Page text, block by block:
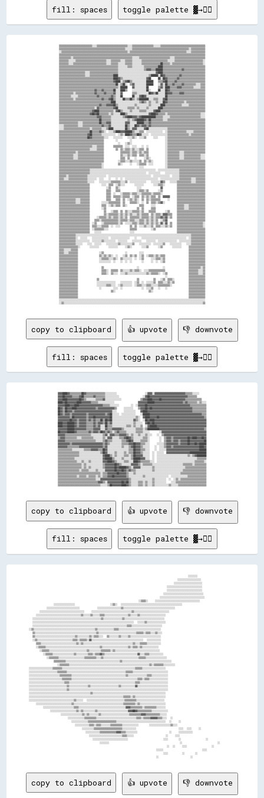
fill: spaces toggle palette ▓→✊🏽
copy to clipboard 👍 upvote 👎 downvote
fill: spaces toggle palette ▓→✊🏽
▓▓▓▓████▓▓▒▒▒▒▒▒▒▒▒▒██▓▓▒▒▒▒▒▒▒▒▒▒▒▒▒▒▒▒░░░░░░░░░░                        ░░▓▓▓▓░░▓▓▓▓▓▓▓▓▓▓▓▓▓▓▓▓▓▓▓▓▓▓▓▓▓▓▒▒▒▒▒▒░░░░░░
▓▓▓▓██▓▓▓▓▓▓▒▒▒▒▒▒▓▓██▒▒▒▒▒▒▒▒▓▓▒▒▒▒▒▒▒▒░░░░░░░░░░░░                    ░░▓▓██▓▓▓▓▓▓▓▓▓▓▓▓▓▓▓▓▓▓▓▓▓▓▓▓▓▓▓▓▓▓▓▓▒▒▒▒▒▒▒▒
▓▓▓▓████▓▓▓▓▓▓▓▓▓▓██▓▓▒▒░░░░░░░░▒▒▒▒▒▒▓▓░░░░░░░░░░░░░░                ▒▒▓▓▓▓████▓▓▓▓▓▓██▓▓▓▓▓▓▓▓▓▓▓▓▓▓▓▓▓▓▓▓▒▒▒▒▒▒▒▒▒▒▒▒▒▒
████▓▓██▓▓▓▓▓▓▓▓████▓▓▓▓▓▓▓▓▒▒▒▒▒▒░░░░░░░░░░░░░░                    ▓▓▓▓▓▓▓▓██████▓▓▓▓▓▓▓▓▓▓▓▓▓▓▓▓▓▓▓▓▓▓▓▓▒▒▓▓▒▒▒▒▒▒▒▒░░▒▒░░░░
▓▓▓▓▓▓████▓▓▓▓████▓▓▓▓▓▓▓▓▓▓▓▓▓▓▓▓▓▓▓▓▒▒▒▒▒▒░░░░░░░░          ░░  ░░▓▓▓▓▓▓██▓▓▓▓▓▓▓▓▓▓▓▓▓▓▓▓▓▓▓▓▓▓▓▓▓▓▓▓▓▓▓▓▓▓▓▓▒▒▒▒▒▒▒▒▒▒▒▒▒▒
██▓▓▒▒██▓▓▓▓████▓▓▓▓▓▓▓▓▓▓▓▓▓▓▓▓▒▒▓▓▓▓▓▓▓▓▓▓▓▓▓▓▒▒      ░░░░░░░░    ▒▒▓▓▓▓██▓▓██▓▓▓▓▓▓▓▓▓▓▓▓▓▓▓▓▓▓▓▓▓▓▓▓▓▓▓▓▓▓▓▓▓▓▒▒▒▒▒▒▒▒▒▒▒▒
██▓▓▒▒██▓▓▓▓▒▒▓▓▓▓▓▓▓▓▓▓▓▓▓▓▓▓▓▓▓▓▓▓▓▓▓▓▓▓▓▓▓▓░░░░      ░░░░░░░░░░    ▓▓████▓▓▓▓▓▓▓▓▓▓▓▓▓▓▓▓▓▓▓▓▓▓▓▓▓▓▓▓▓▓▓▓▓▓▓▓▓▓▒▒▒▒▒▒▒▒▒▒▒▒
██▓▓▒▒▓▓▓▓▒▒▓▓▓▓▓▓▓▓▓▓▓▓▒▒▓▓▓▓▓▓▓▓▓▓▓▓▓▓▒▒▓▓██░░░░░░  ░░░░░░░░░░░░    ░░██████▓▓▓▓▓▓▓▓▓▓▓▓▓▓▓▓▓▓▓▓▓▓▓▓▓▓▓▓▓▓▓▓▓▓▓▓▓▓▓▓▓▓▓▓▒▒▒▒
▓▓▓▓▓▓▓▓▓▓▒▒██▓▓▓▓▓▓▓▓▓▓▒▒▓▓▓▓██▓▓▓▓▓▓▓▓▓▓▓▓██░░░░░░░░░░░░░░░░░░░░▒▒░░  ▓▓████▓▓▓▓▓▓██▓▓▓▓▓▓▓▓▓▓▓▓▓▓▓▓▓▓▓▓▓▓▓▓▓▓▓▓▓▓▓▓▓▓▓▓▓▓▒▒
▓▓▓▓▓▓▓▓▓▓██▓▓▓▓▒▒▓▓▓▓▓▓▒▒▓▓▒▒▓▓▒▒▒▒██▒▒██▓▓██░░░░░░░░░░░░░░░░░░▓▓▒▒░░  ░░██▓▓████▓▓▓▓▓▓▓▓▓▓▓▓▓▓▓▓▓▓▓▓▓▓▓▓▓▓▓▓▓▓▓▓▓▓▓▓▓▓▓▓▓▓▓▓
████▓▓▓▓██████▓▓▒▒▓▓▓▓▓▓▒▒▒▒▒▒▓▓▒▒▓▓▓▓▒▒██▒▒▓▓░░░░░░░░░░░░░░░░░░▒▒░░░░░░  ▓▓██▓▓██▓▓▓▓▓▓▓▓▓▓▓▓▓▓▓▓▓▓▓▓▓▓▓▓▓▓▓▓▓▓▓▓▓▓▓▓▓▓▓▓▓▓▓▓
████▓▓▓▓██████▓▓▒▒▓▓▓▓▓▓▒▒▒▒▒▒▓▓▒▒▓▓░░░░██▒▒▒▒░░░░░░░░░░░░▒▒▒▒░░▒▒░░░░▒▒  ░░▓▓██████▓▓▓▓▓▓▓▓▓▓▓▓▓▓▓▓▓▓▓▓▓▓▓▓▓▓▓▓▓▓▓▓▓▓▓▓▓▓▓▓▓▓
▓▓▓▓▓▓▓▓██████▓▓▓▓▓▓▓▓▓▓▒▒▒▒▒▒▓▓▓▓▓▓░░░░▓▓▒▒▒▒▓▓▓▓▓▓▓▓▒▒░░░░░░░░░░▒▒▒▒▒▒░░▒▒██████████▓▓▓▓▓▓▓▓▓▓▓▓▓▓▓▓▓▓▓▓▓▓▓▓▓▓▓▓▓▓▓▓▓▓▓▓▓▓▒▒
██▓▓▓▓▓▓██████▓▓▒▒▒▒▒▒▒▒▒▒▓▓▒▒▓▓▓▓▒▒██▓▓▒▒▓▓▒▒░░▒▒▓▓▒▒▒▒▒▒░░░░░░░░▒▒▒▒▒▒░░░░░░        ░░▓▓▓▓▓▓▓▓▓▓▓▓▓▓▓▓▓▓▓▓▓▓▓▓▓▓▓▓▓▓▓▓▓▓▓▓▓▓
▓▓▓▓▓▓▒▒▒▒▒▒▒▒▒▒▒▒▒▒▒▒▒▒▒▒▒▒░░░░░░░░░░▒▒▓▓░░▓▓▓▓▒▒▒▒▓▓▓▓▓▓▒▒░░▒▒░░░░▒▒░░░░▒▒░░░░    ░░  ▒▒▓▓▓▓▓▓▓▓▓▓▓▓▓▓▓▓▓▓▓▓▓▓▓▓▓▓▓▓▓▓▓▓▓▓▓▓
▒▒▓▓▓▓▒▒▒▒▒▒▒▒▒▒░░░░▒▒▒▒▒▒▒▒▒▒░░░░░░░░▒▒░░▓▓▓▓░░░░░░▒▒▒▒▓▓██▓▓▒▒░░░░░░░░▒▒▒▒░░        ░░  ▒▒▓▓▓▓▒▒▓▓▓▓▓▓▓▓▓▓▓▓██▓▓████▓▓▓▓██▓▓
▓▓▓▓▓▓▒▒▒▒▒▒▒▒▒▒▒▒▒▒▒▒▒▒▒▒▒▒▒▒▒▒░░░░░░▒▒▓▓▒▒▒▒░░░░░░░░▒▒▒▒▓▓██▓▓░░░░░░▒▒▒▒▒▒░░        ░░  ▒▒▓▓▓▓▒▒▓▓▓▓▒▒▓▓▓▓▓▓██▓▓▓▓▓▓▓▓▓▓▓▓██
▓▓▓▓▓▓▓▓▓▓▒▒▓▓▓▓▓▓▓▓▓▓▓▓▓▓▓▓▓▓▓▓▓▓▓▓▓▓▒▒▓▓▒▒░░░░░░░░░░▒▒▒▒▒▒▓▓▓▓██▓▓▓▓▒▒▒▒░░░░      ░░░░░░▒▒▓▓▓▓▓▓▓▓▓▓▒▒▓▓▓▓▓▓██▓▓▓▓██▓▓██████
▓▓▓▓▓▓▓▓▒▒▒▒▒▒▒▒▒▒▓▓▓▓▓▓▓▓▓▓▓▓▓▓▓▓▓▓▓▓▒▒▓▓░░░░░░░░░░░░▒▒░░░░▒▒▓▓██▓▓▓▓▒▒░░░░░░    ░░  ░░░░▒▒▓▓▓▓▒▒▓▓▓▓▓▓▓▓▓▓▓▓▓▓▓▓▓▓▓▓▓▓████▓▓
▒▒▒▒▒▒▒▒▒▒▒▒░░░░░░░░░░▒▒▒▒▒▒▓▓▓▓▓▓▒▒▒▒██▓▓░░░░░░░░░░░░░░░░░░▒▒▒▒██▓▓▓▓▒▒▒▒░░░░    ░░  ░░░░░░▓▓▓▓▓▓▓▓▓▓▓▓▓▓▓▓▓▓▓▓▓▓▓▓▓▓▓▓██████
▒▒▒▒▒▒▒▒▒▒▒▒▒▒▒▒▒▒░░░░░░░░░░░░░░░░░░▒▒██▓▓░░░░░░▒▒░░░░░░▒▒░░▒▒▒▒██▓▓▓▓▒▒░░░░░░  ░░  ░░░░░░  ▓▓▓▓▓▓▓▓▓▓▓▓▓▓▓▓▓▓▓▓██████████████
▒▒▒▒▒▒▒▒▒▒▒▒▒▒▒▒▒▒░░░░░░░░░░░░░░░░░░░░▓▓████▒▒░░▒▒░░░░░░▒▒▒▒░░▒▒██▓▓▓▓▓▓░░░░░░  ░░  ░░░░░░░░░░░░░░░░░░░░░░░░░░▒▒░░▒▒▓▓████████
▒▒▒▒▒▒▒▒▒▒▒▒▒▒░░░░░░░░░░░░░░░░░░░░░░░░▓▓██████▒▒░░░░░░▒▒░░░░░░▒▒██████▓▓▓▓░░░░  ░░  ░░░░░░░░░░░░░░░░░░░░░░░░░░░░░░░░░░▒▒▒▒▒▒▒▒
▒▒▒▒▒▒▒▒▒▒▒▒▒▒▒▒░░░░▒▒░░░░▒▒░░░░░░░░░░▓▓▓▓████▓▓▒▒░░░░░░▒▒▒▒░░░░████▓▓▒▒▒▒▒▒▒▒░░░░  ░░░░░░░░░░░░░░░░░░░░░░░░░░░░░░░░▒▒▒▒▒▒▒▒░░
▒▒▒▒▒▒▒▒▒▒▒▒▒▒▒▒▒▒▒▒░░▒▒░░░░░░░░░░░░░░▒▒▓▓▓▓▓▓▓▓██▓▓▒▒░░░░░░░░▓▓▓▓▓▓▒▒░░▒▒▒▒▒▒▒▒░░░░░░░░░░░░░░░░░░░░░░░░░░▒▒▒▒▒▒▒▒░░▒▒▒▒▒▒▒▒▒▒
▒▒▒▒▒▒▒▒▒▒▒▒▒▒▒▒▒▒▒▒░░▒▒░░▒▒░░░░░░░░░░▒▒▓▓▓▓▓▓▓▓██▓▓██████▓▓▒▒░░▓▓▓▓▓▓░░░░░░░░░░▒▒░░░░░░░░░░░░░░░░░░░░░░░░░░▒▒▒▒▒▒▒▒▒▒▒▒▒▒▒▒▒▒
▒▒▒▒▒▒▒▒▒▒▒▒▒▒▒▒▒▒░░▒▒▒▒▒▒░░░░░░▒▒░░░░░░▓▓▓▓▓▓▓▓██▓▓▓▓██▓▓▒▒▓▓▒▒▒▒░░░░░░░░░░░░░░▒▒░░░░░░░░░░░░░░░░░░░░░░░░▒▒▒▒▒▒▒▒▒▒▒▒▒▒▒▒▒▒▒▒
▒▒▒▒▒▒▒▒▒▒▒▒▒▒▒▒▒▒▒▒▒▒▒▒▒▒▒▒▒▒▒▒▒▒▒▒░░▒▒▒▒▓▓▓▓▓▓▓▓██▓▓▓▓▓▓▒▒░░░░▒▒░░░░░░░░░░░░░░░░░░░░░░░░░░░░░░░░░░░░░░▒▒▒▒▒▒▒▒▒▒▒▒▒▒▒▒▒▒▒▒▒▒
▒▒▒▒▒▒▒▒▒▒▒▒▒▒▒▒░░▒▒▒▒▒▒░░▒▒▒▒▒▒░░▒▒░░▒▒▒▒▓▓▓▓██▓▓▓▓▓▓▓▓▓▓▒▒░░░░░░░░░░░░▒▒░░░░░░░░░░░░░░░░░░░░  ░░░░░░░░░░░░░░▒▒▒▒▒▒▒▒▒▒▒▒▒▒▒▒
▒▒▒▒▒▒▒▒▒▒▒▒▒▒▒▒▒▒▒▒▒▒▒▒▒▒▒▒▒▒▒▒░░░░▓▓▓▓▓▓▓▓▓▓▓▓▓▓▓▓▓▓▓▓▓▓▓▓▒▒░░░░░░░░░░░░░░░░░░▒▒░░░░░░░░░░  ░░  ░░▒▒░░▒▒▒▒▒▒▒▒▒▒▒▒▒▒▒▒▒▒▒▒▒▒
▒▒▒▒▒▒▒▒▒▒▒▒▒▒▒▒▒▒▒▒▒▒▒▒▒▒▒▒▒▒▒▒▒▒▓▓▓▓▒▒░░▓▓▓▓▓▓▓▓▓▓▓▓██▓▓██▒▒░░░░░░▒▒▒▒░░▒▒░░░░▒▒░░░░░░░░░░    ░░░░▒▒▒▒▒▒▒▒▒▒▒▒▒▒▒▒▒▒▒▒▒▒▒▒▒▒
copy to clipboard 👍 upvote 👎 downvote
fill: spaces toggle palette ▓→✊🏽
                                                                                          ░░░░░░░░
                                                                                    ░░░░░░░░░░░░░░░░░░░░
                                                                                  ░░░░░░░░░░░░░░░░░░░░░░░░
                                                                              ░░░░░░░░░░░░░░░░░░░░░░░░░░░░░░
                                                                              ░░░░░░░░░░░░░░░░░░░░░░░░░░░░░░
                                                                            ░░░░░░░░░░░░░░░░░░░░░░░░░░░░░░░░░░
                                                                          ░░░░░░░░░░░░░░░░░░░░░░░░░░░░░░░░░░░░░░
                                                              ░░▒▒▒▒░░    ░░░░░░░░░░░░░░░░░░░░░░░░░░░░░░░░░░░░░░
              ░░░░░░░░░░░░░░░░░░                    ░░▒▒░░  ░░░░░░░░░░░░░░░░░░░░░░░░░░░░░░░░░░░░░░░░░░░░░░░░░░░░
          ░░░░░░░░░░░░░░░░░░░░░░░░░░░░          ░░░░░░░░░░░░░░░░░░░░▒▒░░░░░░░░░░░░░░░░░░░░░░░░░░░░░░░░░░░░░░░░░░░░
      ░░░░░░░░░░░░░░░░░░░░░░░░░░░░░░░░░░░░░░    ░░░░░░░░░░░░░░░░░░░░░░░░░░░░░░░░░░▒▒░░░░░░░░░░░░░░░░░░░░░░░░░░░░░░
    ░░░░░░░░░░░░░░░░░░░░░░░░░░░░░░░░░░░░░░▒▒░░░░░░▒▒░░░░░░▒▒▒▒░░░░░░░░░░░░░░░░░░░░▒▒░░░░░░▒▒░░░░░░░░░░░░░░░░░░░░░░
  ░░░░░░░░░░░░░░░░░░░░░░░░░░░░░░░░░░░░░░░░░░░░░░░░░░░░░░░░░░▒▒░░░░░░░░░░░░░░░░▒▒░░░░░░░░░░░░░░░░░░░░░░░░░░░░░░░░░░
  ░░░░░░░░░░░░░░░░░░░░░░░░░░░░░░░░░░░░░░░░░░░░░░░░░░░░░░░░░░░░░░░░░░░░░░░░░░░░░░░░░░░░░░  ░░░░░░▒▒░░░░░░░░░░░░░░░░
  ░░░░░░░░░░░░░░░░░░░░░░░░░░░░░░░░░░░░░░░░░░░░░░░░░░░░░░░░░░░░░░░░░░░░░░░░░░░░░░░░▒▒▒▒░░░░░░░░░░░░░░░░░░░░░░░░░░
░░▒▒░░░░░░░░░░░░░░░░░░░░░░░░░░░░░░░░░░░░░░░░░░░░░░░░░░░░▒▒░░░░░░░░░░░░░░▒▒▒▒░░░░░░░░░░░░░░░░░░░░░░░░░░░░░░░░░░░░
  ▒▒░░░░░░░░░░░░░░░░░░░░░░░░░░░░░░░░░░░░░░░░░░░░░░░░░░░░▒▒░░░░░░░░░░░░░░░░░░░░░░░░░░░░░░░░▒▒▒▒▒▒░░▒▒▒▒░░░░▒▒░░░░
  ▒▒░░░░░░░░░░░░░░░░░░░░░░░░░░░░░░░░░░▒▒░░░░░░░░░░▒▒░░▒▒▒▒░░░░  ▒▒░░░░░░░░▒▒░░░░░░▒▒░░░░░░░░░░░░░░░░░░░░░░░░░░
  ░░▒▒░░░░░░░░░░░░░░░░░░░░░░░░░░░░░░▒▒▒▒░░▒▒▒▒▒▒░░▓▓░░░░░░░░░░░░░░░░░░░░░░░░░░░░░░░░░░░░░░░░░░░░  ░░░░░░░░░░░░
    ▒▒▒▒░░░░░░░░░░░░░░░░░░░░░░░░░░░░░░▒▒░░▒▒░░░░░░░░░░░░░░░░░░░░░░░░░░░░░░░░░░░░░░░░░░▒▒░░░░▒▒▒▒▒▒░░░░░░░░░░░░
    ░░▒▒▒▒▒▒░░░░░░░░░░░░░░░░░░░░░░░░░░░░░░░░░░░░░░░░░░░░░░▒▒░░░░░░░░░░░░░░░░░░░░░░▒▒░░▒▒▒▒░░▒▒░░░░░░░░░░░░░░
      ░░▒▒▒▒▒▒░░░░░░░░░░░░░░░░░░░░░░░░░░░░░░░░▒▒░░░░░░░░░░▒▒▒▒▒▒▒▒░░▒▒░░░░░░░░░░░░░░░░░░░░░░░░░░░░░░░░░░░░░░
        ░░▒▒▒▒▒▒░░░░░░░░░░░░░░░░░░▒▒░░░░░░░░░░▒▒▒▒░░▒▒▒▒▓▓▒▒░░░░░░░░░░░░░░░░░░░░░░░░░░░░▓▓░░░░▒▒▒▒░░░░░░░░░░░░
          ░░▒▒▒▒▒▒▒▒░░░░░░░░░░░░░░░░░░░░░░▒▒▒▒▒▒▒▒▒▒░░░░▒▒░░░░░░░░░░░░░░░░░░░░░░░░░░░░░░▒▒▒▒▒▒░░░░░░░░░░░░░░░░░░
              ▒▒▒▒▒▒▒▒▒▒░░░░░░░░░░░░░░░░░░░░░░░░░░░░░░░░░░░░░░░░░░░░░░▒▒░░░░░░░░░░░░░░░░░░░░░░░░░░░░░░░░░░░░░░░░░░
                ░░▒▒▒▒▒▒▒▒░░░░░░░░░░░░░░░░░░░░░░░░░░░░░░░░░░░░░░░░░░░░░░░░░░░░░░░░░░░░░░░░░░░░▒▒░░▒▒▒▒▒▒▒▒░░░░░░░░░░
░░░░░░░░░░░░░░░░░░░░▒▒▒▒▒▒▒▒░░░░░░░░░░░░░░░░░░░░░░░░░░░░░░░░░░░░░░░░░░░░░░░░░░░░░░░░░░░░░░▒▒▒▒▒▒░░░░░░░░░░░░░░░░░░░░
░░░░░░░░░░░░░░░░░░░░░░░░▒▒▒▒▒▒▒▒░░░░░░░░░░░░░░░░░░░░░░░░░░░░░░░░░░░░░░░░░░░░░░░░░░▒▒▒▒▒▒░░░░░░░░░░░░░░░░░░░░░░░░░░░░░░
░░░░░░░░░░░░░░░░░░░░░░░░░░▒▒▒▒▒▒▒▒▒▒░░░░░░░░░░░░░░░░░░░░░░░░░░░░░░░░░░░░░░░░░░░░░░▒▒░░░░░░░░░░░░░░░░▒▒▒▒░░░░░░░░░░░░░░
░░░░░░░░░░░░░░░░░░░░░░░░░░░░▒▒▒▒▒▒▒▒░░░░░░░░░░░░░░░░░░░░░░░░░░░░░░░░░░░░░░░░░░░░░░░░░░░░░░░░▒▒▒▒░░▒▒▒▒░░░░░░░░░░░░░░░░
░░░░░░░░░░░░░░░░░░░░░░░░░░░░░░▒▒▒▒░░░░░░░░░░░░░░░░░░░░░░░░░░░░░░░░░░░░░░░░░░░░░░░░░░░░░░░░▒▒▒▒░░░░░░░░░░░░░░░░░░░░░░░░
░░░░░░░░░░░░░░░░░░░░░░░░░░░░░░░░▒▒░░░░░░░░░░░░░░░░▒▒░░░░░░░░░░░░░░░░░░░░░░░░▒▒░░░░░░░░░░░░▓▓░░░░░░░░░░░░░░░░░░░░░░░░░░
░░░░░░░░░░░░░░░░░░░░░░░░░░░░░░░░▒▒░░░░░░░░░░░░░░░░░░░░░░░░░░░░░░░░░░░░░░░░░░░░░░░░░░░░░░░░░░░░░░░░░░░░░░░░░░░░░░░░░░░░
░░░░░░░░░░░░░░░░░░░░░░░░░░░░░░░░░░░░░░░░░░░░░░░░░░░░▒▒░░░░░░░░░░░░░░░░░░░░░░░░░░░░░░░░░░░░░░░░░░░░░░░░░░░░░░░░░░░░░░
░░░░░░░░░░░░░░░░░░░░░░░░░░░░░░░░░░░░░░░░░░░░░░░░░░░░░░░░░░░░░░░░░░░░░░░░░░░░░░░░▒▒▒▒▒▒░░▒▒░░░░░░░░░░░░░░░░░░░░░░░░░░
░░░░░░░░░░░░░░░░░░░░░░░░░░░░░░░░░░░░░░▒▒░░░░░░  ░░░░░░░░░░░░░░░░░░░░░░░░░░░░░░░░▒▒▒▒▒▒▒▒▒▒░░░░░░░░░░░░░░░░░░░░░░░░
    ░░░░░░░░░░░░░░░░░░░░░░░░░░░░░░▒▒░░░░░░░░░░░░░░░░░░░░░░░░░░░░░░░░░░░░░░░░░░▒▒▒▒▒▒▒▒▒▒░░▒▒░░░░░░░░░░░░░░░░░░░░░░
        ░░░░░░░░░░░░░░░░░░░░░░░░░░▒▒▒▒░░░░░░░░░░░░░░░░░░░░░░░░░░░░░░░░░░░░░░░░▓▓▓▓▒▒▒▒▒▒▒▒▒▒░░▒▒▒▒▒▒▒▒▒▒░░░░░░░░
            ░░░░░░░░░░░░░░░░░░░░░░▒▒░░▒▒░░░░░░░░░░▒▒░░░░░░░░░░░░░░░░░░░░░░░░░░▓▓▓▓██▓▓▒▒▒▒▒▒▒▒▒▒▒▒░░░░░░░░░░░░░░
                  ░░░░░░░░░░░░░░░░░░▒▒░░▒▒░░░░░░░░▒▒░░░░░░░░░░░░░░░░░░░░░░░░▒▒▒▒▒▒▒▒▒▒▓▓▓▓▒▒▒▒▒▒▒▒▒▒▒▒░░░░░░
                      ░░░░░░░░░░░░░░▒▒▒▒▒▒▒▒▒▒░░░░░░░░░░░░░░░░░░░░░░░░░░░░░░░░░░▒▒▒▒░░▒▒▒▒▒▒▓▓▓▓▓▓▒▒▒▒░░░░  ░░
                        ░░░░░░░░░░░░░░▒▒▒▒▒▒▒▒▒▒▒▒▒▒▒▒▒▒▒▒▒▒▒▒░░░░░░░░░░░░░░░░░░░░░░░░░░░░░░░░░░░░░░░░░░  ░░    ░░
                          ░░░░░░░░░░░░▒▒▒▒░░▒▒▒▒░░░░░░░░▒▒▒▒▒▒▒▒▒▒░░░░░░░░░░░░░░      ░░░░░░░░░░░░░░░░░░▒▒░░░░
                              ░░░░░░░░░░▒▒▒▒▒▒▒▒▒▒▒▒▒▒▒▒▒▒▒▒▒▒▒▒░░░░░░░░░░░░                        ░░░░  ░░░░    ░░
                                ░░░░░░░░░░░░▒▒▒▒▒▒▒▒▒▒▒▒▒▒▓▓▓▓▒▒▒▒░░░░░░░░░░                  ░░    ░░░░░░░░░░░░
                                  ░░░░░░░░░░░░░░░░░░░░░░░░░░░░▒▒▒▒░░░░░░                  ░░    ░░░░
                                    ░░░░░░░░░░░░░░░░░░░░░░░░░░░░░░                    ░░░░      ░░              ░░
                                        ░░░░░░░░                                        ░░                    ░░
                                                                              ░░  ░░    ░░░░              ░░
                                                                        ░░░░░░                      ░░░░
                                                                            ░░░░        ░░      ░░
copy to clipboard 👍 upvote 👎 downvote